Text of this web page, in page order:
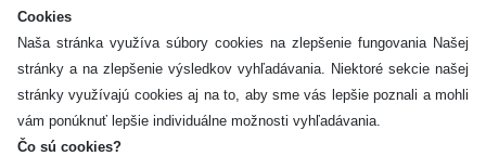
Cookies
Naša stránka využíva súbory cookies na zlepšenie fungovania Našej
stránky a na zlepšenie výsledkov vyhľadávania. Niektoré sekcie našej
stránky využívajú cookies aj na to, aby sme vás lepšie poznali a mohli
vám ponúknuť lepšie individuálne možnosti vyhľadávania.
Čo sú cookies?